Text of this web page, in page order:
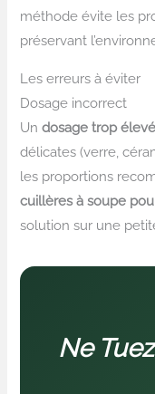
méthode évite les
préservant
Les erreurs à éviter
Dosage incorrect
Undosage trop élevé
délicates (verre,
les proportions
cuillères à soupe
solution sur une
Ne